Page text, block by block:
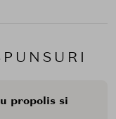
propolis si